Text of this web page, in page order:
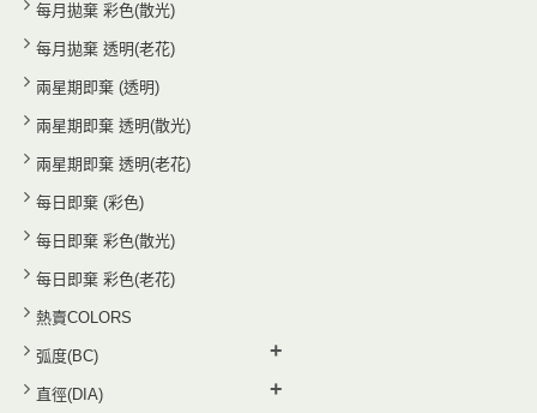
每月拋棄 彩色(散光)
每月拋棄 透明(老花)
兩星期即棄 (透明)
兩星期即棄 透明(散光)
兩星期即棄 透明(老花)
每日即棄 (彩色)
每日即棄 彩色(散光)
每日即棄 彩色(老花)
熱賣COLORS
弧度(BC) +
直徑(DIA) +